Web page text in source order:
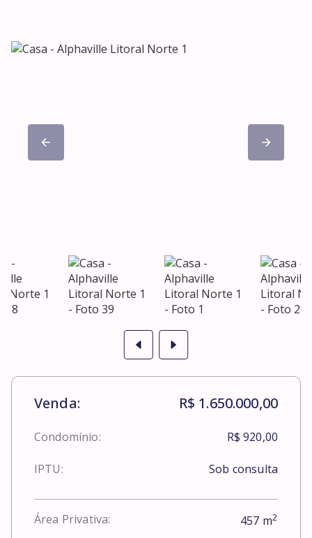
Venda: R$ 1.650.000,00
Condomínio: R$ 920,00
IPTU: Sob consulta
Área Privativa: 457 m2